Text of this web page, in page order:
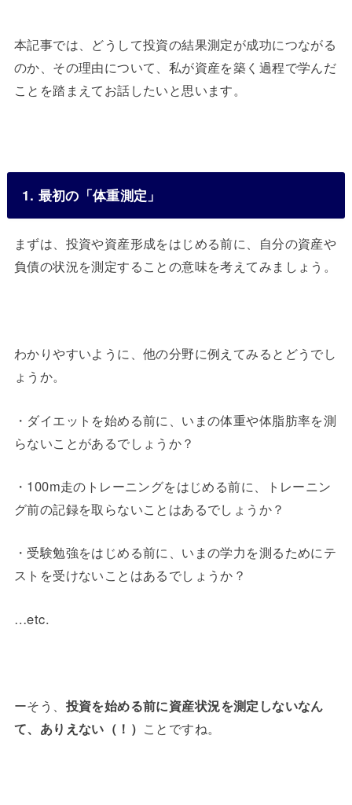
本記事では、どうして投資の結果測定が成功につながる
のか、その理由について、私が資産を築く過程で学んだ
ことを踏まえてお話したいと思います。
1. 最初の「体重測定」
まずは、投資や資産形成をはじめる前に、自分の資産や
負債の状況を測定することの意味を考えてみましょう。
わかりやすいように、他の分野に例えてみるとどうでし
ょうか。
・ダイエットを始める前に、いまの体重や体脂肪率を測
らないことがあるでしょうか？
・100m走のトレーニングをはじめる前に、トレーニン
グ前の記録を取らないことはあるでしょうか？
・受験勉強をはじめる前に、いまの学力を測るためにテ
ストを受けないことはあるでしょうか？
…etc.
ーそう、 投資を始める前に資産状況を測定しないなん
て、ありえない（！） ことですね。